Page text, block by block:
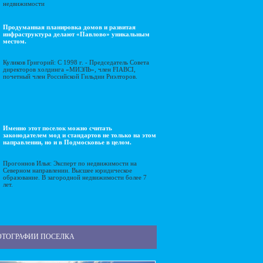
недвижимости
Продуманная планировка домов и развитая
инфраструктура делают «Павлово» уникальным
местом.
Куликов Григорий: С 1998 г. - Председатель Совета
директоров холдинга «МИЭЛЬ», член FIABCI,
почетный член Российской Гильдии Риэлторов.
Именно этот поселок можно считать
законодателем мод и стандартов не только на этом
направлении, но и в Подмосковье в целом.
Прогоннов Илья: Эксперт по недвижимости на
Северном направлении. Высшее юридическое
образование. В загородной недвижимости более 7
лет.
ПОСЕЛКА